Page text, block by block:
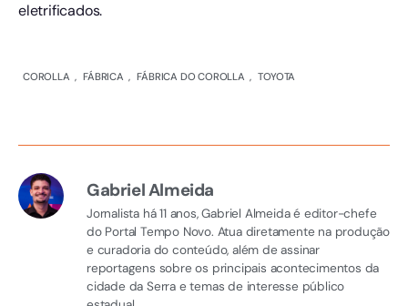
eletrificados.
COROLLA , FÁBRICA , FÁBRICA DO COROLLA , TOYOTA
Gabriel Almeida
Jornalista há 11 anos, Gabriel Almeida é editor-chefe
do Portal Tempo Novo. Atua diretamente na produção
e curadoria do conteúdo, além de assinar
reportagens sobre os principais acontecimentos da
cidade da Serra e temas de interesse público